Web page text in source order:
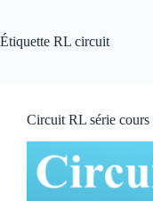
Étiquette RL circuit
Circuit RL série cours